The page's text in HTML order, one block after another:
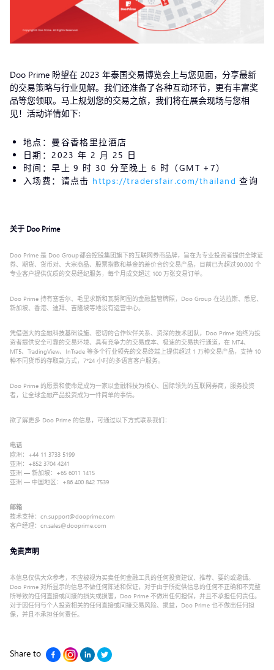
Doo Prime 盼望在 2023 年泰国交易博览会上与您见面，分享最新
的交易策略与行业见解。我们还准备了各种互动环节，更有丰富奖
品等您领取。马上规划您的交易之旅，我们将在展会现场与您相
见！活动详情如下:
地点：曼谷香格里拉酒店
日期：2023 年 2 月 25 日
时间：早上 9 时 30 分至晚上 6 时（GMT +7）
入场费：请点击 https://tradersfair.com/thailand 查询
关于 Doo Prime
Doo Prime 是 Doo Group 都会控股集团旗下的互联网券商品牌，旨在为专业投资者提供全球证
券、期货、货币对、大宗商品、股票指数和基金的差价合约交易产品，目前已为超过 90,000 个
专业客户提供优质的交易经纪服务，每个月成交超过 100 万张交易订单。
Doo Prime 持有塞舌尔、毛里求斯和瓦努阿图的金融监管牌照，Doo Group 在达拉斯、悉尼、
新加坡、香港、迪拜、吉隆坡等地设有运营中心。
凭借强大的金融科技基础设施、密切的合作伙伴关系、资深的技术团队，Doo Prime 始终为投
资者提供安全可靠的交易环境、具有竞争力的交易成本、极速的交易执行通道，在 MT4、
MT5、TradingView、InTrade 等多个行业领先的交易终端上提供超过 1 万种交易产品，支持 10
种不同货币的存取款方式，7*24 小时的多语言客户服务。
Doo Prime 的愿景和使命是成为一家以金融科技为核心、国际领先的互联网券商，服务投资
者，让全球金融产品投资成为一件简单的事情。
欲了解更多 Doo Prime 的信息，可通过以下方式联系我们：
电话
欧洲：+44 11 3733 5199
亚洲：+852 3704 4241
亚洲 — 新加坡：+65 6011 1415
亚洲 — 中国地区：+86 400 842 7539
邮箱
技术支持：cn.support@dooprime.com
客户经理：cn.sales@dooprime.com
免责声明
本信息仅供大众参考，不应被视为买卖任何金融工具的任何投资建议、推荐、要约或邀请。
Doo Prime 对所显示的信息不做任何陈述和保证，对于由于所提供信息的任何不正确和不完整
所导致的任何直接或间接的损失或损害，Doo Prime 不做出任何担保，并且不承担任何责任。
对于因任何与个人投资相关的任何直接或间接交易风险、损益，Doo Prime 也不做出任何担
保，并且不承担任何责任。
Share to